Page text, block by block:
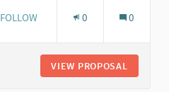
3 FOLLOWERS
FOLLOW 0 0
VIEW PROPOSAL